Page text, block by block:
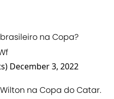
na Copa?
December 3, 2022
na Copa do Catar.